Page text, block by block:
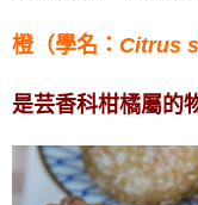
橙（學名： Citrus
是芸香科柑橘屬的